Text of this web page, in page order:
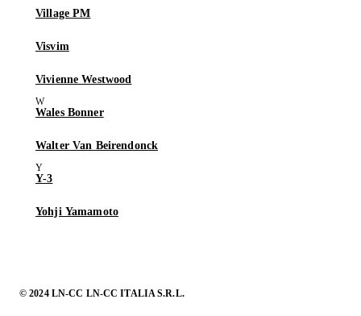
Village PM
Visvim
Vivienne Westwood
Wales Bonner
Walter Van Beirendonck
Y-3
Yohji Yamamoto
© 2024 LN-CC LN-CC ITALIA S.R.L.